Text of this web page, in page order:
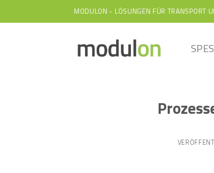
to
MODULON - LÖSUNGEN FÜR TRANSPORT